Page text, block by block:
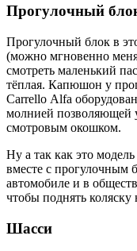
Прогулочный
Прогулочный блок в
(можно мгновенно
смотреть маленький
тёплая. Капюшон у
Carrello Alfa
молнией позволяющей
смотровым окошком.
Ну а так как это
вместе с прогулочным
автомобиле и в
чтобы поднять коляску
Шасси